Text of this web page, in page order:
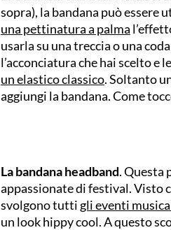
sopra), la bandana può essere
una pettinatura a palma
usarla su una treccia o una
l’acconciatura che hai scelto e
un elastico classico. Soltanto
aggiungi la bandana. Come
La bandana headband. Questa
appassionate di festival. Visto
svolgono tutti gli eventi
un look hippy cool. A questo